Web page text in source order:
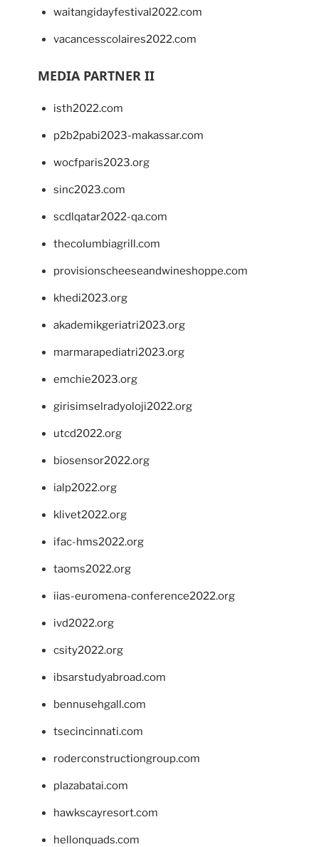
waitangidayfestival2022.com
vacancesscolaires2022.com
MEDIA PARTNER II
isth2022.com
p2b2pabi2023-makassar.com
wocfparis2023.org
sinc2023.com
scdlqatar2022-qa.com
thecolumbiagrill.com
provisionscheeseandwineshoppe.com
khedi2023.org
akademikgeriatri2023.org
marmarapediatri2023.org
emchie2023.org
girisimselradyoloji2022.org
utcd2022.org
biosensor2022.org
ialp2022.org
klivet2022.org
ifac-hms2022.org
taoms2022.org
iias-euromena-conference2022.org
ivd2022.org
csity2022.org
ibsarstudyabroad.com
bennusehgall.com
tsecincinnati.com
roderconstructiongroup.com
plazabatai.com
hawkscayresort.com
hellonquads.com